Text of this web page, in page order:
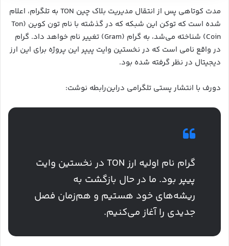
مدت کوتاهی پس از انتقال مدیریت بلاک چین TON به تلگرام، اعلام
شده است که توکن این شبکه که در گذشته با نام تون کوین (Ton
Coin) شناخته می‌شد، به گرام (Gram) تغییر نام خواهد داد. گرام
در واقع نامی است که در نخستین وایت پیپر این پروژه برای این ارز
دیجیتال در نظر گرفته شده بود.
دورف با انتشار پستی تلگرامی دراین‌رابطه نوشت:
گرام نام اولیه ارز TON در نخستین وایت
پیپر بود. ما در حال بازگشت به
ریشه‌های خود هستیم و هم‌زمان فصل
جدیدی را آغاز می‌کنیم.